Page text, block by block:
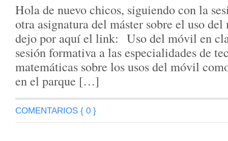
Hola de nuevo chicos, siguiendo con la
otra asignatura del máster sobre el uso
dejo por aquí el link: Uso del móvil en
sesión formativa a las especialidades de
matemáticas sobre los usos del móvil
en el parque […]
COMENTARIOS { 0 }